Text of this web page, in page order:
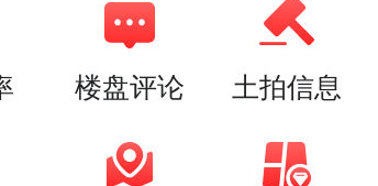
楼盘评论 土拍信息